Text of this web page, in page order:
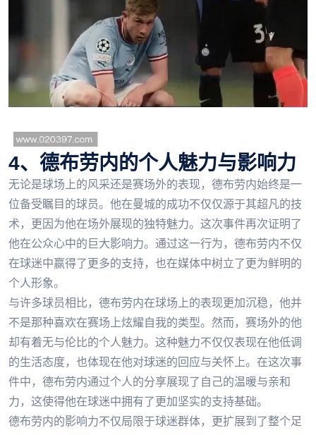
4、德布劳内的个人魅力与影响力
无论是球场上的风采还是赛场外的表现，德布劳内始终是一
位备受瞩目的球员。他在曼城的成功不仅仅源于其超凡的技
术，更因为他在场外展现的独特魅力。这次事件再次证明了
他在公众心中的巨大影响力。通过这一行为，德布劳内不仅
在球迷中赢得了更多的支持，也在媒体中树立了更为鲜明的
个人形象。
与许多球员相比，德布劳内在球场上的表现更加沉稳，他并
不是那种喜欢在赛场上炫耀自我的类型。然而，赛场外的他
却有着无与伦比的个人魅力。这种魅力不仅仅表现在他低调
的生活态度，也体现在他对球迷的回应与关怀上。在这次事
件中，德布劳内通过个人的分享展现了自己的温暖与亲和
力，这使得他在球迷中拥有了更加坚实的支持基础。
德布劳内的影响力不仅局限于球迷群体，更扩展到了整个足